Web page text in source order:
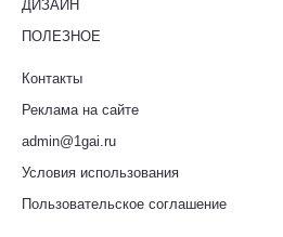
ДИЗАЙН
ПОЛЕЗНОЕ
Контакты
Реклама на сайте
admin@1gai.ru
Условия использования
Пользовательское соглашение